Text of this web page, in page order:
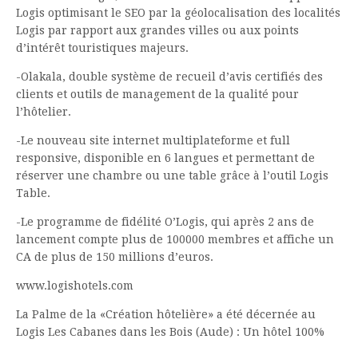
Logis optimisant le SEO par la géolocalisation des localités
Logis par rapport aux grandes villes ou aux points
d’intérêt touristiques majeurs.
-Olakala, double système de recueil d’avis certifiés des
clients et outils de management de la qualité pour
l’hôtelier.
-Le nouveau site internet multiplateforme et full
responsive, disponible en 6 langues et permettant de
réserver une chambre ou une table grâce à l’outil Logis
Table.
-Le programme de fidélité O’Logis, qui après 2 ans de
lancement compte plus de 100000 membres et affiche un
CA de plus de 150 millions d’euros.
www.logishotels.com
La Palme de la «Création hôtelière» a été décernée au
Logis Les Cabanes dans les Bois (Aude) : Un hôtel 100%